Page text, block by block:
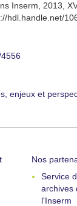
Inserm, 2013,
hdl.handle.net/
enjeux et
Nos
Service
archives
l'Inserm